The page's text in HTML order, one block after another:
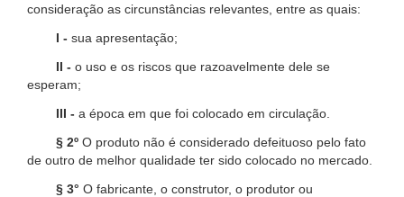
consideração as circunstâncias relevantes, entre as quais:
I - sua apresentação;
II - o uso e os riscos que razoavelmente dele se
esperam;
III - a época em que foi colocado em circulação.
§ 2º O produto não é considerado defeituoso pelo fato
de outro de melhor qualidade ter sido colocado no mercado.
§ 3° O fabricante, o construtor, o produtor ou